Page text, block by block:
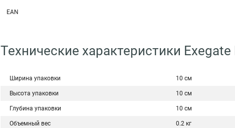
EAN
Технические характеристики Exegate
Ширина упаковки 10 см
Высота упаковки 10 см
Глубина упаковки 10 см
Объемный вес 0.2 кг